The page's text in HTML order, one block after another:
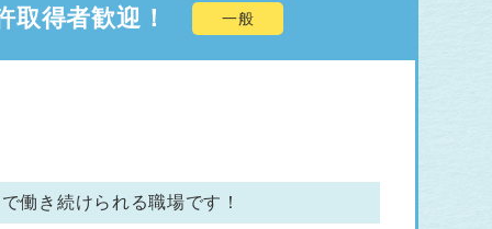
一般
得者歓迎！
働き続けられる職場です！